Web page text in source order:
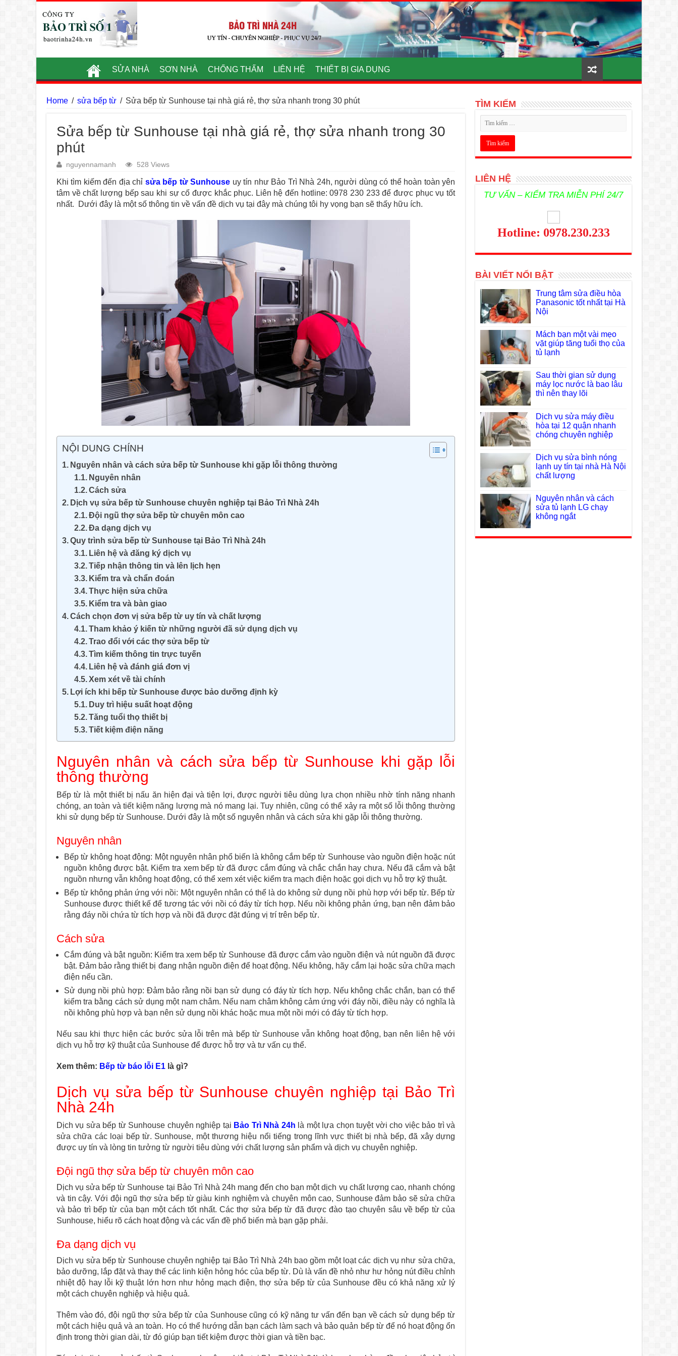
SỬA NHÀ SƠN NHÀ CHỐNG THẤM LIÊN HỆ THIẾT BỊ GIA DỤNG
Home / sửa bếp từ / Sửa bếp từ Sunhouse tại nhà giá rẻ, thợ sửa nhanh trong 30 phút
Sửa bếp từ Sunhouse tại nhà giá rẻ, thợ sửa nhanh trong 30
phút
nguyennamanh 528 Views
Khi tìm kiếm đến địa chỉ sửa bếp từ Sunhouse uy tín như Bảo Trì Nhà 24h, người dùng có thể hoàn toàn yên
tâm về chất lượng bếp sau khi sự cố được khắc phục. Liên hệ đến hotline: 0978 230 233 để được phục vụ tốt
nhất. Dưới đây là một số thông tin về vấn đề dịch vụ tại đây mà chúng tôi hy vọng bạn sẽ thấy hữu ích.
NỘI DUNG CHÍNH
Nguyên nhân và cách sửa bếp từ Sunhouse khi gặp lỗi thông thường
Nguyên nhân
Cách sửa
Dịch vụ sửa bếp từ Sunhouse chuyên nghiệp tại Bảo Trì Nhà 24h
Đội ngũ thợ sửa bếp từ chuyên môn cao
Đa dạng dịch vụ
Quy trình sửa bếp từ Sunhouse tại Bảo Trì Nhà 24h
Liên hệ và đăng ký dịch vụ
Tiếp nhận thông tin và lên lịch hẹn
Kiểm tra và chẩn đoán
Thực hiện sửa chữa
Kiểm tra và bàn giao
Cách chọn đơn vị sửa bếp từ uy tín và chất lượng
Tham khảo ý kiến từ những người đã sử dụng dịch vụ
Trao đổi với các thợ sửa bếp từ
Tìm kiếm thông tin trực tuyến
Liên hệ và đánh giá đơn vị
Xem xét về tài chính
Lợi ích khi bếp từ Sunhouse được bảo dưỡng định kỳ
Duy trì hiệu suất hoạt động
Tăng tuổi thọ thiết bị
Tiết kiệm điện năng
Nguyên nhân và cách sửa bếp từ Sunhouse khi gặp lỗi
thông thường
Bếp từ là một thiết bị nấu ăn hiện đại và tiện lợi, được người tiêu dùng lựa chọn nhiều nhờ tính năng nhanh
chóng, an toàn và tiết kiệm năng lượng mà nó mang lại. Tuy nhiên, cũng có thể xảy ra một số lỗi thông thường
khi sử dụng bếp từ Sunhouse. Dưới đây là một số nguyên nhân và cách sửa khi gặp lỗi thông thường.
Nguyên nhân
Bếp từ không hoạt động: Một nguyên nhân phổ biến là không cắm bếp từ Sunhouse vào nguồn điện hoặc nút
nguồn không được bật. Kiểm tra xem bếp từ đã được cắm đúng và chắc chắn hay chưa. Nếu đã cắm và bật
nguồn nhưng vẫn không hoạt động, có thể xem xét việc kiểm tra mạch điện hoặc gọi dịch vụ hỗ trợ kỹ thuật.
Bếp từ không phản ứng với nồi: Một nguyên nhân có thể là do không sử dụng nồi phù hợp với bếp từ. Bếp từ
Sunhouse được thiết kế để tương tác với nồi có đáy từ tích hợp. Nếu nồi không phản ứng, bạn nên đảm bảo
rằng đáy nồi chứa từ tích hợp và nồi đã được đặt đúng vị trí trên bếp từ.
Cách sửa
Cắm đúng và bật nguồn: Kiểm tra xem bếp từ Sunhouse đã được cắm vào nguồn điện và nút nguồn đã được
bật. Đảm bảo rằng thiết bị đang nhận nguồn điện để hoạt động. Nếu không, hãy cắm lại hoặc sửa chữa mạch
điện nếu cần.
Sử dụng nồi phù hợp: Đảm bảo rằng nồi bạn sử dụng có đáy từ tích hợp. Nếu không chắc chắn, bạn có thể
kiểm tra bằng cách sử dụng một nam châm. Nếu nam châm không cảm ứng với đáy nồi, điều này có nghĩa là
nồi không phù hợp và bạn nên sử dụng nồi khác hoặc mua một nồi mới có đáy từ tích hợp.
Nếu sau khi thực hiện các bước sửa lỗi trên mà bếp từ Sunhouse vẫn không hoạt động, bạn nên liên hệ với
dịch vụ hỗ trợ kỹ thuật của Sunhouse để được hỗ trợ và tư vấn cụ thể.
Xem thêm: Bếp từ báo lỗi E1 là gì?
Dịch vụ sửa bếp từ Sunhouse chuyên nghiệp tại Bảo Trì
Nhà 24h
Dịch vụ sửa bếp từ Sunhouse chuyên nghiệp tại Bảo Trì Nhà 24h là một lựa chọn tuyệt vời cho việc bảo trì và
sửa chữa các loại bếp từ. Sunhouse, một thương hiệu nổi tiếng trong lĩnh vực thiết bị nhà bếp, đã xây dựng
được uy tín và lòng tin tưởng từ người tiêu dùng với chất lượng sản phẩm và dịch vụ chuyên nghiệp.
Đội ngũ thợ sửa bếp từ chuyên môn cao
Dịch vụ sửa bếp từ Sunhouse tại Bảo Trì Nhà 24h mang đến cho bạn một dịch vụ chất lượng cao, nhanh chóng
và tin cậy. Với đội ngũ thợ sửa bếp từ giàu kinh nghiệm và chuyên môn cao, Sunhouse đảm bảo sẽ sửa chữa
và bảo trì bếp từ của bạn một cách tốt nhất. Các thợ sửa bếp từ đã được đào tạo chuyên sâu về bếp từ của
Sunhouse, hiểu rõ cách hoạt động và các vấn đề phổ biến mà bạn gặp phải.
Đa dạng dịch vụ
Dịch vụ sửa bếp từ Sunhouse chuyên nghiệp tại Bảo Trì Nhà 24h bao gồm một loạt các dịch vụ như sửa chữa,
bảo dưỡng, lắp đặt và thay thế các linh kiện hỏng hóc của bếp từ. Dù là vấn đề nhỏ như hư hỏng nút điều chỉnh
nhiệt độ hay lỗi kỹ thuật lớn hơn như hỏng mạch điện, thợ sửa bếp từ của Sunhouse đều có khả năng xử lý
một cách chuyên nghiệp và hiệu quả.
Thêm vào đó, đội ngũ thợ sửa bếp từ của Sunhouse cũng có kỹ năng tư vấn đến bạn về cách sử dụng bếp từ
một cách hiệu quả và an toàn. Họ có thể hướng dẫn bạn cách làm sạch và bảo quản bếp từ để nó hoạt động ổn
định trong thời gian dài, từ đó giúp bạn tiết kiệm được thời gian và tiền bạc.
TÌM KIẾM
LIÊN HỆ
TƯ VẤN – KIỂM TRA MIỄN PHÍ 24/7
Hotline: 0978.230.233
BÀI VIẾT NỔI BẬT
Trung tâm sửa điều hòa
Panasonic tốt nhất tại Hà
Nội
Mách bạn một vài mẹo
vặt giúp tăng tuổi thọ của
tủ lạnh
Sau thời gian sử dụng
máy lọc nước là bao lâu
thì nên thay lõi
Dịch vụ sửa máy điều
hòa tại 12 quận nhanh
chóng chuyên nghiệp
Dịch vụ sửa bình nóng
lạnh uy tín tại nhà Hà Nội
chất lượng
Nguyên nhân và cách
sửa tủ lạnh LG chạy
không ngắt